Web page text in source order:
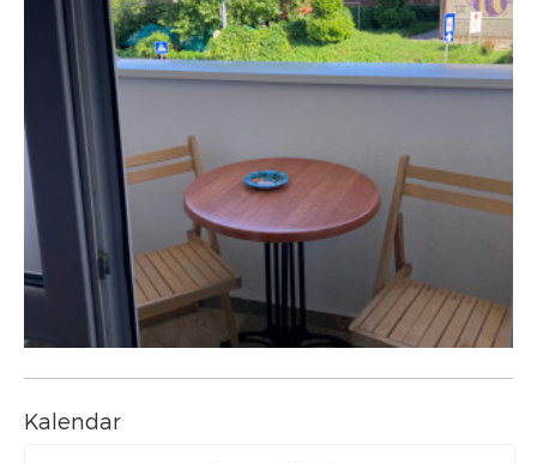
Kalendar